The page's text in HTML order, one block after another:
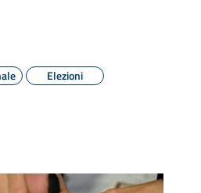
Elezioni